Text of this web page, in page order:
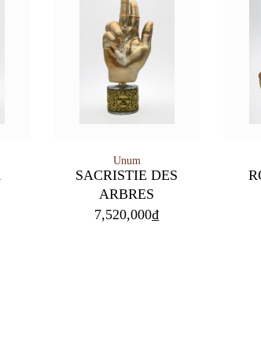
Unum
SACRISTIE DES
ARBRES
7,520,000₫